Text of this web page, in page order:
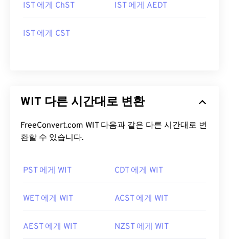
IST 에게 ChST IST 에게 AEDT
IST 에게 CST
WIT 다른 시간대로 변환
FreeConvert.com WIT 다음과 같은 다른 시간대로 변
환할 수 있습니다.
PST 에게 WIT CDT 에게 WIT
WET 에게 WIT ACST 에게 WIT
AEST 에게 WIT NZST 에게 WIT